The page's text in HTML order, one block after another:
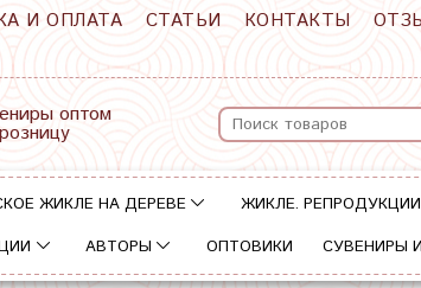
И ОПЛАТА СТАТЬИ КОНТАКТЫ
оптом
ЖИКЛЕ НА ДЕРЕВЕ ЖИКЛЕ. РЕПРОДУКЦИИ
АВТОРЫ ОПТОВИКИ СУВЕНИРЫ